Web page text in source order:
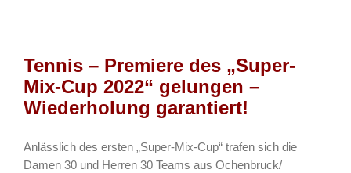
Ochenbruck/
Burgthann
gelungen
Tennis – Premiere des „Super-
Mix-Cup 2022“ gelungen –
Wiederholung garantiert!
Anlässlich des ersten „Super-Mix-Cup“ trafen sich die
Damen 30 und Herren 30 Teams aus Ochenbruck/